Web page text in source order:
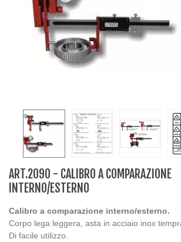
ART.2090 - CALIBRO A COMPARAZIONE
INTERNO/ESTERNO
Calibro a comparazione interno/esterno.
Corpo lega leggera, asta in acciaio inox
Di facile utilizzo.